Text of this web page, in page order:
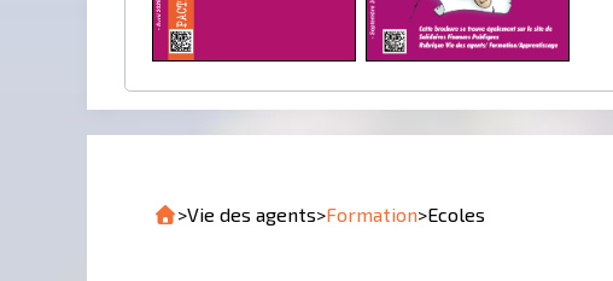
>Vie des agents>Formation>Ecoles